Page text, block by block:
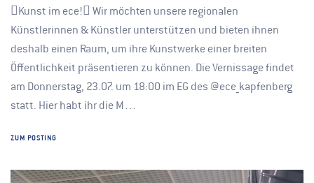
🫟Kunst im ece!🫟 Wir möchten unsere regionalen
Künstlerinnen & Künstler unterstützen und bieten ihnen
deshalb einen Raum, um ihre Kunstwerke einer breiten
Öffentlichkeit präsentieren zu können. Die Vernissage findet
am Donnerstag, 23.07. um 18:00 im EG des @ece_kapfenberg
statt. Hier habt ihr die M…
ZUM POSTING